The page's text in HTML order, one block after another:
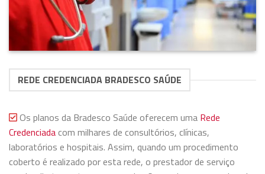
REDE CREDENCIADA BRADESCO SAÚDE
Os planos da Bradesco Saúde oferecem uma Rede
Credenciadacom milhares de consultórios, clínicas,
laboratórios e hospitais. Assim, quando um procedimento
coberto é realizado por esta rede, o prestador de serviço